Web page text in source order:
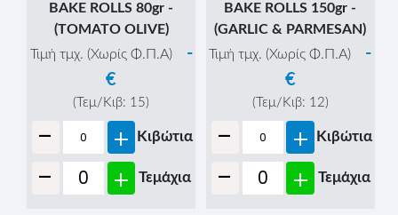
BAKE ROLLS 80gr -
(TOMATO OLIVE)
Τιμή τμχ. (Χωρίς Φ.Π.Α)
-
€
(Τεμ/Κιβ: 15)
- + Κιβώτια
- + Τεμάχια
BAKE ROLLS 150gr -
(GARLIC & PARMESAN)
Τιμή τμχ. (Χωρίς Φ.Π.Α)
-
€
(Τεμ/Κιβ: 12)
- + Κιβώτια
- + Τεμάχια